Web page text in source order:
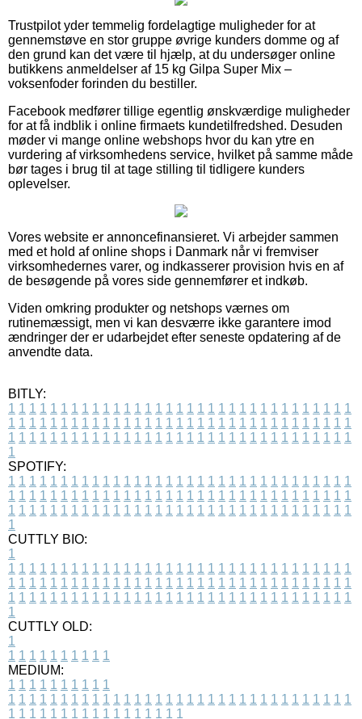
Trustpilot yder temmelig fordelagtige muligheder for at
gennemstøve en stor gruppe øvrige kunders domme og af
den grund kan det være til hjælp, at du undersøger online
butikkens anmeldelser af 15 kg Gilpa Super Mix –
voksenfoder forinden du bestiller.
Facebook medfører tillige egentlig ønskværdige muligheder
for at få indblik i online firmaets kundetilfredshed. Desuden
møder vi mange online webshops hvor du kan ytre en
vurdering af virksomhedens service, hvilket på samme måde
bør tages i brug til at tage stilling til tidligere kunders
oplevelser.
Vores website er annoncefinansieret. Vi arbejder sammen
med et hold af online shops i Danmark når vi fremviser
virksomhedernes varer, og indkasserer provision hvis en af
de besøgende på vores side gennemfører et indkøb.
Viden omkring produkter og netshops værnes om
rutinemæssigt, men vi kan desværre ikke garantere imod
ændringer der er udarbejdet efter seneste opdatering af de
anvendte data.
BITLY:
1 1 1 1 1 1 1 1 1 1 1 1 1 1 1 1 1 1 1 1 1 1 1 1 1 1 1 1 1 1 1 1 1
1 1 1 1 1 1 1 1 1 1 1 1 1 1 1 1 1 1 1 1 1 1 1 1 1 1 1 1 1 1 1 1 1
1 1 1 1 1 1 1 1 1 1 1 1 1 1 1 1 1 1 1 1 1 1 1 1 1 1 1 1 1 1 1 1 1
1
SPOTIFY:
1 1 1 1 1 1 1 1 1 1 1 1 1 1 1 1 1 1 1 1 1 1 1 1 1 1 1 1 1 1 1 1 1
1 1 1 1 1 1 1 1 1 1 1 1 1 1 1 1 1 1 1 1 1 1 1 1 1 1 1 1 1 1 1 1 1
1 1 1 1 1 1 1 1 1 1 1 1 1 1 1 1 1 1 1 1 1 1 1 1 1 1 1 1 1 1 1 1 1
1
CUTTLY BIO:
1
1 1 1 1 1 1 1 1 1 1 1 1 1 1 1 1 1 1 1 1 1 1 1 1 1 1 1 1 1 1 1 1 1
1 1 1 1 1 1 1 1 1 1 1 1 1 1 1 1 1 1 1 1 1 1 1 1 1 1 1 1 1 1 1 1 1
1 1 1 1 1 1 1 1 1 1 1 1 1 1 1 1 1 1 1 1 1 1 1 1 1 1 1 1 1 1 1 1 1
1
CUTTLY OLD:
1
1 1 1 1 1 1 1 1 1 1
MEDIUM:
1 1 1 1 1 1 1 1 1 1
1 1 1 1 1 1 1 1 1 1 1 1 1 1 1 1 1 1 1 1 1 1 1 1 1 1 1 1 1 1 1 1 1
1 1 1 1 1 1 1 1 1 1 1 1 1 1 1 1 1